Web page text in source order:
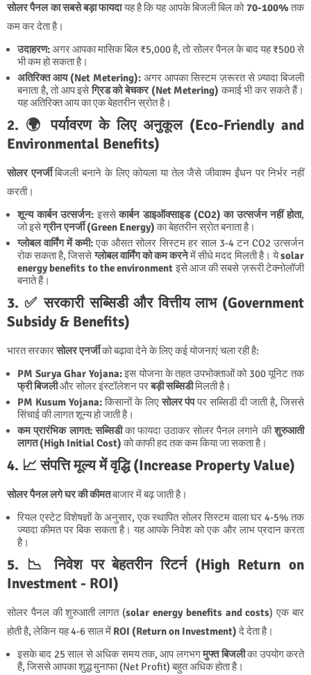
सोलर पैनल का सबसे बड़ा फायदायह है कि यह आपके बिजली बिल को70-100%तक
कम कर देता है।
उदाहरण:अगर आपका मासिक बिल ₹5,000 है, तो सोलर पैनल के बाद यह ₹500 से
भी कम हो सकता है।
अतिरिक्त आय (Net Metering): अगर आपका सिस्टम ज़रूरत से ज़्यादा बिजली
बनाता है, तो आप इसेग्रिड को बेचकर (Net Metering) कमाई भी कर सकते हैं।
यह अतिरिक्त आय का एक बेहतरीन स्रोत है।
2. 🌍 पर्यावरण के लिए अनुकूल (Eco-Friendly and
Environmental Benefits)
सोलर एनर्जीबिजली बनाने के लिए कोयला या तेल जैसे जीवाश्म ईंधन पर निर्भर नहीं
करती।
शून्य कार्बन उत्सर्जन: इससेकार्बन डाइऑक्साइड (CO2) का उत्सर्जन नहीं होता,
जो इसेग्रीन एनर्जी (Green Energy)का बेहतरीन स्रोत बनाता है।
ग्लोबल वार्मिंग में कमी:एक औसत सोलर सिस्टम हर साल 3-4 टन CO2 उत्सर्जन
रोक सकता है, जिससेग्लोबल वार्मिंग को कम करनेमें सीधे मदद मिलती है। येsolar
energy benefits to the environmentइसे आज की सबसे ज़रूरी टेक्नोलॉजी
बनाते हैं।
3. ✅ सरकारी सब्सिडी और वित्तीय लाभ (Government
Subsidy & Benefits)
भारत सरकारसोलर एनर्जीको बढ़ावा देने के लिए कई योजनाएं चला रही है:
PM Surya Ghar Yojana:इस योजना के तहत उपभोक्ताओं को 300 यूनिट तक
फ्री बिजलीऔर सोलर इंस्टॉलेशन परबड़ी सब्सिडीमिलती है।
PM Kusum Yojana:किसानों के लिएसोलर पंपपर सब्सिडी दी जाती है, जिससे
सिंचाई की लागत शून्य हो जाती है।
कम प्रारंभिक लागत: सब्सिडीका फायदा उठाकर सोलर पैनल लगाने कीशुरुआती
लागत (High Initial Cost)को काफी हद तक कम किया जा सकता है।
4. 📈 संपत्ति मूल्य में वृद्धि (Increase Property Value)
सोलर पैनल लगे घर की कीमतबाजार में बढ़ जाती है।
रियल एस्टेट विशेषज्ञों के अनुसार, एक स्थापित सोलर सिस्टम वाला घर 4-5% तक
ज्यादा कीमत पर बिक सकता है। यह आपके निवेश को एक और लाभ प्रदान करता
है।
5. 📉 निवेश पर बेहतरीन रिटर्न (High Return on
Investment - ROI)
सोलर पैनल की शुरुआती लागत (solar energy benefits and costs) एक बार
होती है, लेकिन यह 4-6 साल में ROI (Return on Investment)दे देता है।
इसके बाद 25 साल से अधिक समय तक, आप लगभगमुफ्त बिजलीका उपयोग करते
हैं, जिससे आपका शुद्ध मुनाफा (Net Profit) बहुत अधिक होता है।